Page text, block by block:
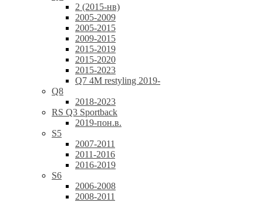
2 (2015-нв)
2005-2009
2005-2015
2009-2015
2015-2019
2015-2020
2015-2023
Q7 4M restyling 2019-
Q8
2018-2023
RS Q3 Sportback
2019-пон.в.
S5
2007-2011
2011-2016
2016-2019
S6
2006-2008
2008-2011